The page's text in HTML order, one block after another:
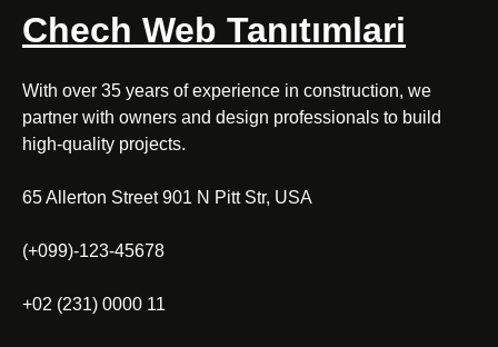
Chech Web Tanıtımlari
With over 35 years of experience in construction, we
partner with owners and design professionals to build
high-quality projects.
65 Allerton Street 901 N Pitt Str, USA
(+099)-123-45678
+02 (231) 0000 11